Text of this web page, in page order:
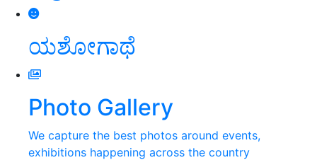
ಯಶೋಗಾಥೆ
Photo Gallery
We capture the best photos around events,
exhibitions happening across the country